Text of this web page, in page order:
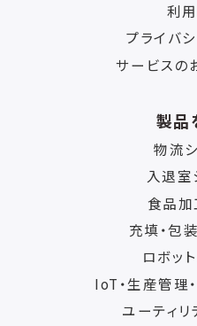
利
プライバ
サービスの
製品
物流
入退室
食品加
充填・包
ロボッ
IoT・生産管理
ユーティリ